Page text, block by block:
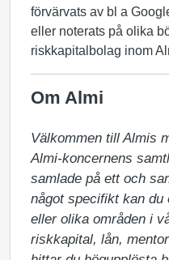
förvärvats av bl a
eller noterats på olika
riskkapitalbolag inom
Om Almi
Välkommen till Almis
Almi-koncernens
samlade på ett och
något specifikt kan du
eller olika områden i
riskkapital, lån,